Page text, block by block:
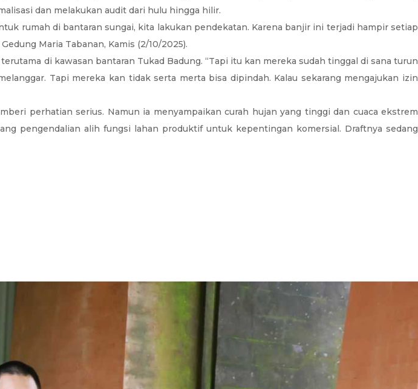
dan melakukan audit dari hulu hingga hilir.
rumah di bantaran sungai, kita lakukan pendekatan. Karena banjir ini terjadi hampir setiap
Maria Tabanan, Kamis (2/10/2025).
di kawasan bantaran Tukad Badung. “Tapi itu kan mereka sudah tinggal di sana turun
Tapi mereka kan tidak serta merta bisa dipindah. Kalau sekarang mengajukan izin
perhatian serius. Namun ia menyampaikan curah hujan yang tinggi dan cuaca ekstrem
pengendalian alih fungsi lahan produktif untuk kepentingan komersial. Draftnya sedang